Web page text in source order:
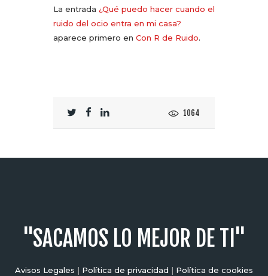
La entrada ¿Qué puedo hacer cuando el
ruido del ocio entra en mi casa?
aparece primero en Con R de Ruido.
1064
"SACAMOS LO MEJOR DE TI"
Avisos Legales | Política de privacidad | Política de cookies